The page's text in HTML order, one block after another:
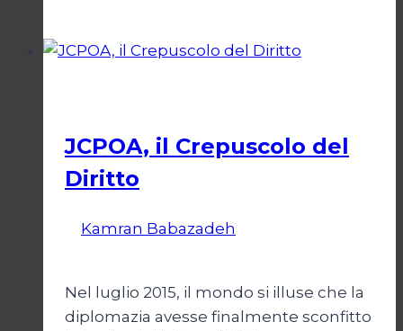
da
JCPOA, il Crepuscolo del
Diritto
Kamran Babazadeh
Nel luglio 2015, il mondo si illuse che la
diplomazia avesse finalmente sconfitto